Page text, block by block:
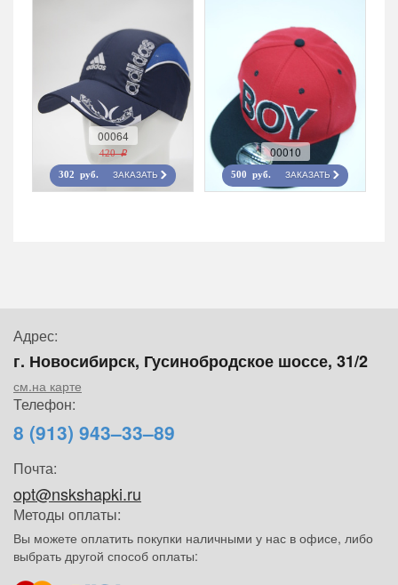
00064
420 r
302 руб. ЗАКАЗАТЬ
00010
500 руб. ЗАКАЗАТЬ
Адрес:
г. Новосибирск, Гусинобродское шоссе, 31/2
см.на карте
Телефон:
8 (913) 943–33–89
Почта:
opt@nskshapki.ru
Методы оплаты:
Вы можете оплатить покупки наличными у нас в офисе, либо
выбрать другой способ оплаты: